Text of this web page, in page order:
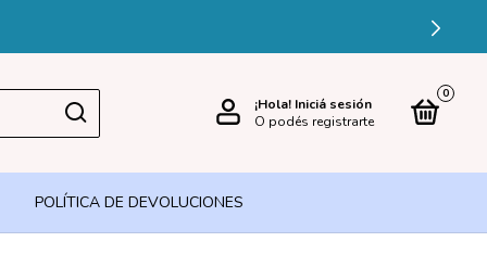
¡Hola! Iniciá sesión
O podés registrarte
0
POLÍTICA DE DEVOLUCIONES